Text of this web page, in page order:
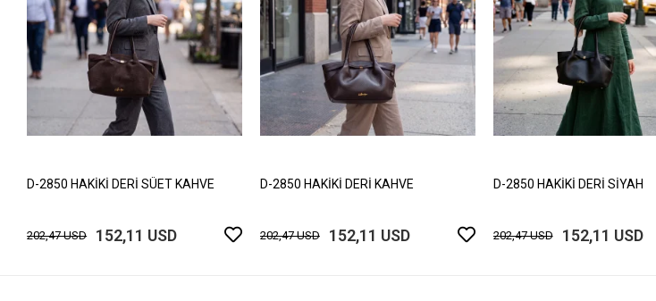
D-2850 HAKİKİ DERİ SÜET KAHVE
202,47 USD 152,11 USD
D-2850 HAKİKİ DERİ KAHVE
202,47 USD 152,11 USD
D-2850 HAKİKİ DERİ SİYAH
202,47 USD 152,11 USD